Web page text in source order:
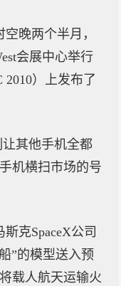
晚两个半月，
会展中心举行
）上发布了
其他手机全都
机横扫市场的号
克SpaceX公司
”的模型送入预
载人航天运输火